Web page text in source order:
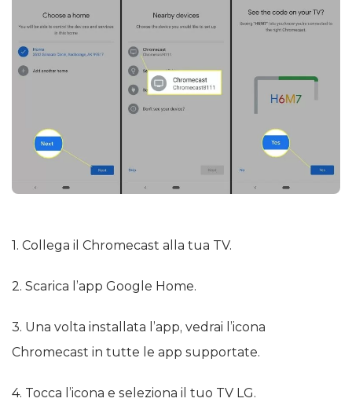
1. Collega il Chromecast alla tua TV.
2. Scarica l’app Google Home.
3. Una volta installata l’app, vedrai l’icona
Chromecast in tutte le app supportate.
4. Tocca l’icona e seleziona il tuo TV LG.